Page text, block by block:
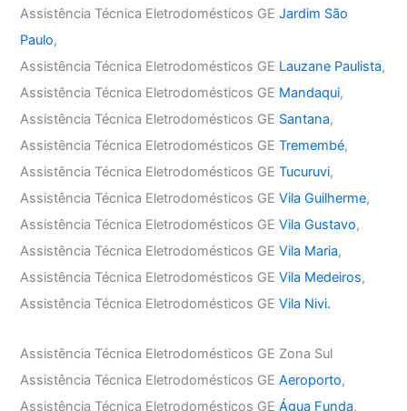
Assistência Técnica Eletrodomésticos GEJardim São
Paulo,
Assistência Técnica Eletrodomésticos GE Lauzane Paulista,
Assistência Técnica Eletrodomésticos GE Mandaqui,
Assistência Técnica Eletrodomésticos GE Santana,
Assistência Técnica Eletrodomésticos GETremembé,
Assistência Técnica Eletrodomésticos GETucuruvi,
Assistência Técnica Eletrodomésticos GEVila Guilherme,
Assistência Técnica Eletrodomésticos GEVila Gustavo,
Assistência Técnica Eletrodomésticos GEVila Maria,
Assistência Técnica Eletrodomésticos GEVila Medeiros,
Assistência Técnica Eletrodomésticos GEVila Nivi.
Assistência Técnica Eletrodomésticos GE Zona Sul
Assistência Técnica Eletrodomésticos GEAeroporto,
Assistência Técnica Eletrodomésticos GEÁgua Funda,